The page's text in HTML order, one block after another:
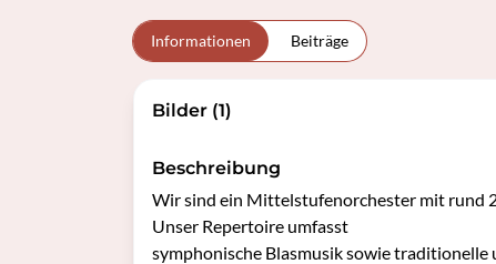
Informationen Beiträge
Bilder (1)
Beschreibung
Wir sind ein Mittelstufenorchester mit rund
Unser Repertoire umfasst
symphonische Blasmusik sowie traditionelle